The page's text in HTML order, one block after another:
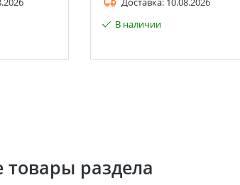
В наличии
товары раздела